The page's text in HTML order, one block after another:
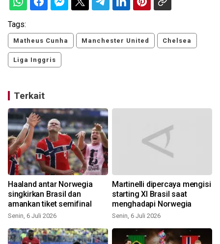
Tags:
Matheus Cunha Manchester United Chelsea
Liga Inggris
Terkait
Haaland antar Norwegia
singkirkan Brasil dan
amankan tiket semifinal
Senin, 6 Juli 2026
Martinelli dipercaya mengisi
starting XI Brasil saat
menghadapi Norwegia
Senin, 6 Juli 2026